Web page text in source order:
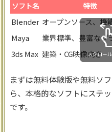
ソフト名 特徴
Blender オープンソース、機
Maya
業界標準、豊富なプ
3ds Max 建築・CG映像向き
スクロー
まずは無料体験版や無料ソ
ら、本格的なソフトにステ
です。